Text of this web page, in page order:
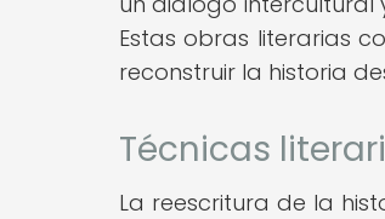
Estas obras literarias
reconstruir la historia
Técnicas
La reescritura de la